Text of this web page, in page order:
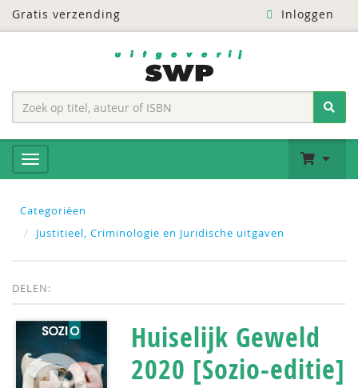
Gratis verzending Inloggen
Categoriëen
Justitieel, Criminologie en Juridische uitgaven
DELEN:
Huiselijk Geweld
2020 [Sozio-editie]